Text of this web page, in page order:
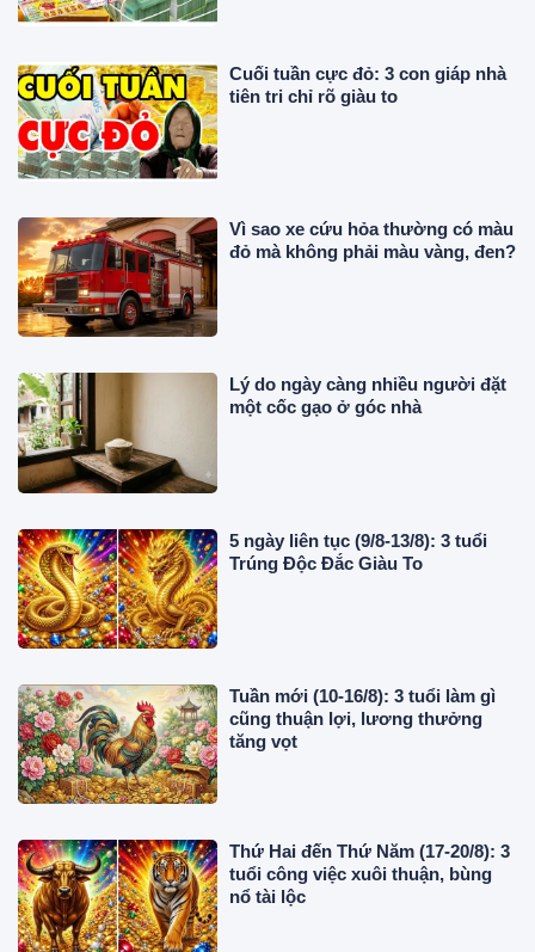
Cuối tuần cực đỏ: 3 con giáp nhà
tiên tri chỉ rõ giàu to
Vì sao xe cứu hỏa thường có màu
đỏ mà không phải màu vàng, đen?
Lý do ngày càng nhiều người đặt
một cốc gạo ở góc nhà
5 ngày liên tục (9/8-13/8): 3 tuổi
Trúng Độc Đắc Giàu To
Tuần mới (10-16/8): 3 tuổi làm gì
cũng thuận lợi, lương thưởng
tăng vọt
Thứ Hai đến Thứ Năm (17-20/8): 3
tuổi công việc xuôi thuận, bùng
nổ tài lộc